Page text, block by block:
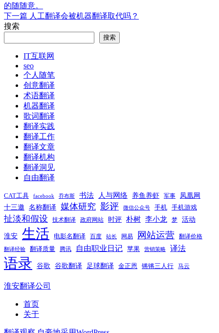
导
航
章：
的随随意。
下一篇 下
章：
人工翻译会被机器翻译取代吗？
搜索
搜索
IT互联网
seo
个人随笔
创意翻译
术语翻译
机器翻译
歌词翻译
翻译实践
翻译工作
翻译文章
翻译机构
翻译洞见
自由翻译
CAT工具 facebook 乔布斯 书法 人与网络 养鱼养虾 军事
凤凰网
十三邀
名称翻译 媒体研究 影评 微信公众号 手机 手机游戏
扯淡和假设 技术翻译 政府网站 时评 朴树 李小龙 梦 活动
淮安 生活 电影名翻译 百度 站长 网易 网站运营 翻译价格
翻译经验 翻译质量 腾讯 自由职业日记 苹果 营销策略 译法
语录 谷歌 谷歌翻译 足球翻译 金正恩 锵锵三人行 马云
淮安翻译公司
首页
关于